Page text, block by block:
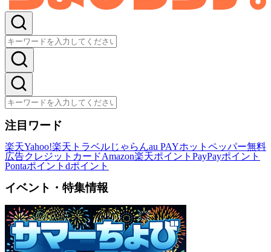
注目ワード
楽天Yahoo!楽天トラベルじゃらんau PAYホットペッパー無料
広告クレジットカードAmazon楽天ポイント PayPayポイント
Pontaポイント dポイント
イベント・特集情報